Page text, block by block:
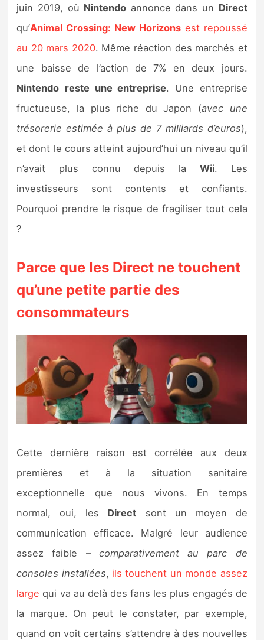
juin 2019, où Nintendo annonce dans un Direct
qu’Animal Crossing: New Horizonsest repoussé
au 20 mars 2020. Même réaction des marchés et
une baisse de l’action de 7% en deux jours.
Nintendo reste une entreprise. Une entreprise
fructueuse, la plus riche du Japon (avec une
trésorerie estimée à plus de 7 milliards d’euros),
et dont le cours atteint aujourd’hui un niveau qu’il
n’avait plus connu depuis la Wii. Les
investisseurs sont contents et confiants.
Pourquoi prendre le risque de fragiliser tout cela
?
Parce que les Direct ne touchent
qu’une petite partie des
consommateurs
Cette dernière raison est corrélée aux deux
premières et à la situation sanitaire
exceptionnelle que nous vivons. En temps
normal, oui, les Direct sont un moyen de
communication efficace. Malgré leur audience
assez faible – comparativement au parc de
consoles installées, ils touchent un monde assez
large qui va au delà des fans les plus engagés de
la marque. On peut le constater, par exemple,
quand on voit certains s’attendre à des nouvelles